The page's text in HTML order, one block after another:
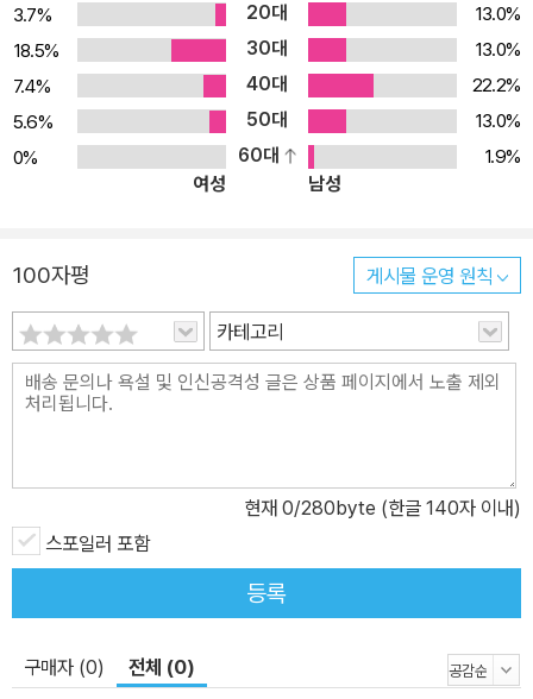
는 가해자의 목소리로, 때로는 감정을 일체 배제한 객관적 사실의 나
열로 재현된 장면들은 이 몸서리치는 폭력의 현실에서 모두가 희생자
임을 간파한다. 그리고 지금도 둥글지 않은 세계에 사는 이들에게 ‘불
편한 진실’을 넘어서는 ‘괴로운 진실’을 목도하라고 설파한다. 인간의
존엄함을 심판하는 자리에서, 『유령들』이 소환하는 ‘유령들’의 증언
을 듣고 당신은 어떤 판단을 내릴 것인가? ■ 불편한, 불편해서 잊혔
가는 흑인의 입을 빌려, 킬링필드로 아버지를 잃은 캄보디아 소년의
입을 빌려, 이라크 아낙의 입을 빌려 전쟁과 학살, 폭력이 어떻게 삶을
파괴하고 인간성을 황폐하게 하는지 묘파한다. 아우슈비츠, 난징, 보
스니아, 다르푸르, 바그다드 등 시편의 공간적 배경은 전 세계에 뻗어
있다. 지구촌 곳곳에서 인간이 벌인 처참한 시간들은 이들의 울부짖
삶을 살 수밖에 없는 “유령들”의 울부짖음으로. 비 긋고 나면 내일모
갈 곳이 어딘지 모르겠습니다 국경 너머 아직 소식 어둡습니다 어두
자의 정황 또한 놓치지 않는다. 월남전 참전 병사가 고국의 어머니에
게 전하는 편지 속에는 살인을 ‘학습’해 버린 인간의 광기와 절망이 절
절하고, 이라크 전쟁에서 살아남은 병사가 남긴 짧은 메모에는 생존
3.7%
20대
13.0%
18.5%
30대
13.0%
7.4%
40대
22.2%
5.6%
50대
13.0%
0%
60대
1.9%
여성
남성
100자평 게시물 운영 원칙
카테고리
현재 0/280byte (한글 140자 이내)
스포일러 포함
등록
구매자 (0) 전체 (0)